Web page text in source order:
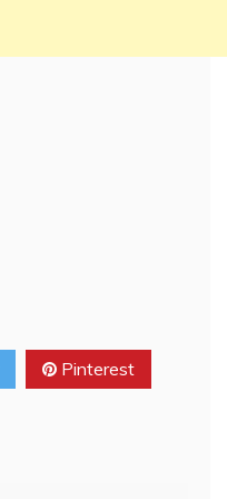
Pinterest